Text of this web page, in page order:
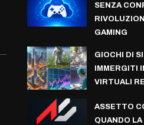
SENZA
GAMING
GIOCHI DI
IMMERGITI
VIRTUALI
ASSETTO
QUANDO